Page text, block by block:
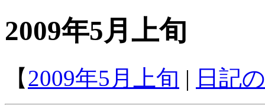
2009年5月上旬
【2009年5月上旬 | 日記